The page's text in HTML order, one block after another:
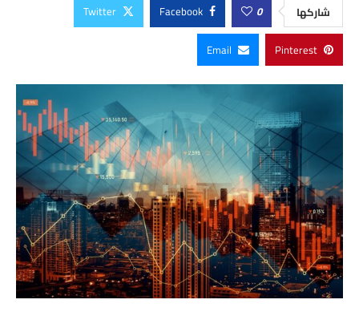
شاركها 0
Facebook
Twitter
Pinterest
Email